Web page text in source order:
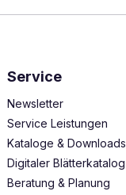
Service
Newsletter
Service Leistungen
Kataloge & Downloads
Digitaler Blätterkatalog
Beratung & Planung